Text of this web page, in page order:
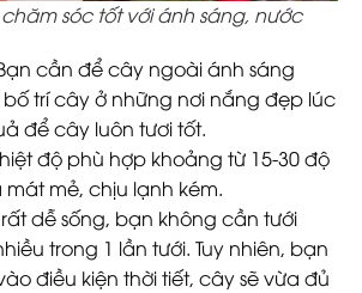
sóc tốt với ánh sáng, nước
cần để cây ngoài ánh sáng
trí cây ở những nơi nắng đẹp lúc
để cây luôn tươi tốt.
độ phù hợp khoảng từ 15-30 độ
mẻ, chịu lạnh kém.
dễ sống, bạn không cần tưới
trong 1 lần tưới. Tuy nhiên, bạn
điều kiện thời tiết, cây sẽ vừa đủ